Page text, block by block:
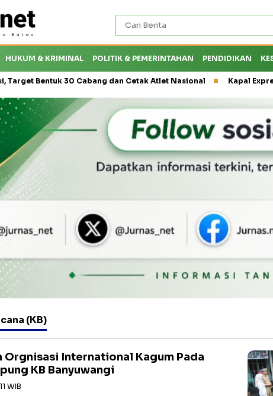
HUKUM & KRIMINAL POLITIK & PEMERINTAHAN PENDIDIKAN
30 Cabang dan Cetak Atlet Nasional Kapal Express
(KB)
Orgnisasi International Kagum Pada
KB Banyuwangi
WIB